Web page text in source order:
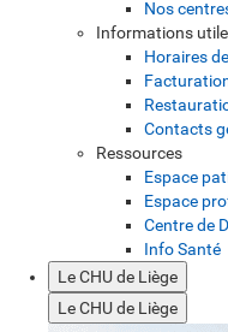
Nos
Informations
Horaires
Contacts
Ressources
Espace
Espace
Centre de
Info Santé
Le CHU de Liège
Le CHU de Liège